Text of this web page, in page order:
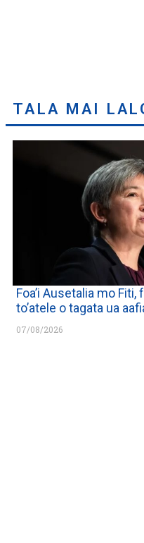
TALA MAI
Foa’i Ausetalia mo
to’atele o tagata ua
07/08/2026